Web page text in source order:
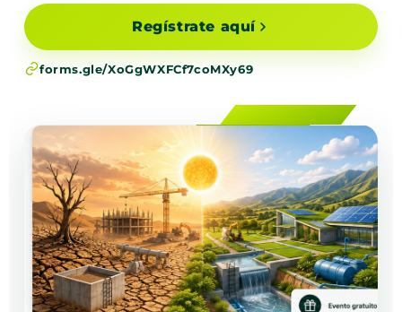
Regístrate aquí
forms.gle/XoGgWXFCf7coMXy69